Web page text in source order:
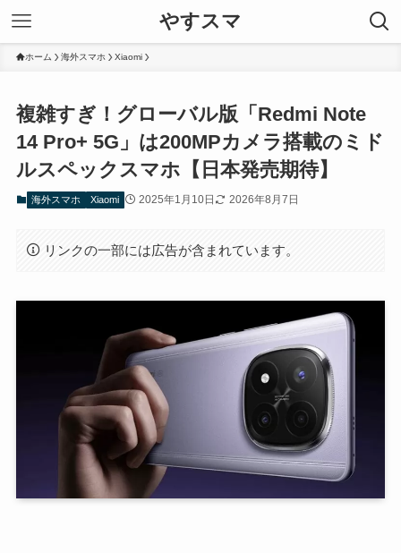
やすスマ
ホーム 海外スマホ Xiaomi
複雑すぎ！グローバル版「Redmi Note
14 Pro+ 5G」は200MPカメラ搭載のミド
ルスペックスマホ【日本発売期待】
海外スマホ Xiaomi 2025年1月10日 2026年8月7日
リンクの一部には広告が含まれています。